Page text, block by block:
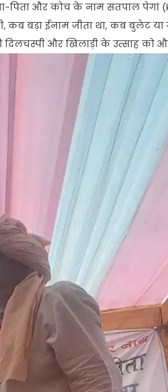
पिता और कोच के नाम सतपाल पेगां
बड़ा ईनाम जीता था, कब बुलेट या
और खिलाड़ी के उत्साह को